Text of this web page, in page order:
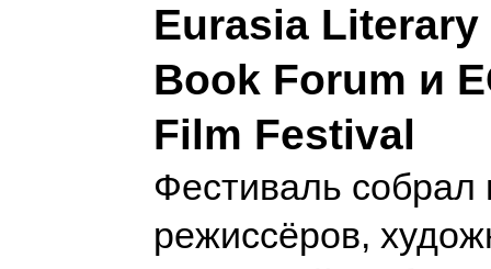
Eurasia
Book Forum и
Film Festival
Фестиваль собрал
режиссёров,